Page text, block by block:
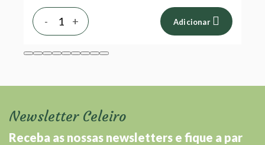
+
- Adicionar
Newsletter Celeiro
Receba as nossas newsletters e fique a par